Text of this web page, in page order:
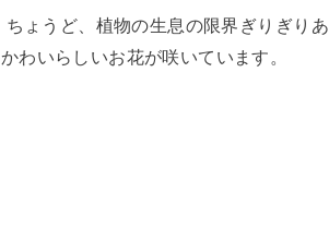
ょうど、植物の生息の限界ぎりぎりあ
わいらしいお花が咲いています。